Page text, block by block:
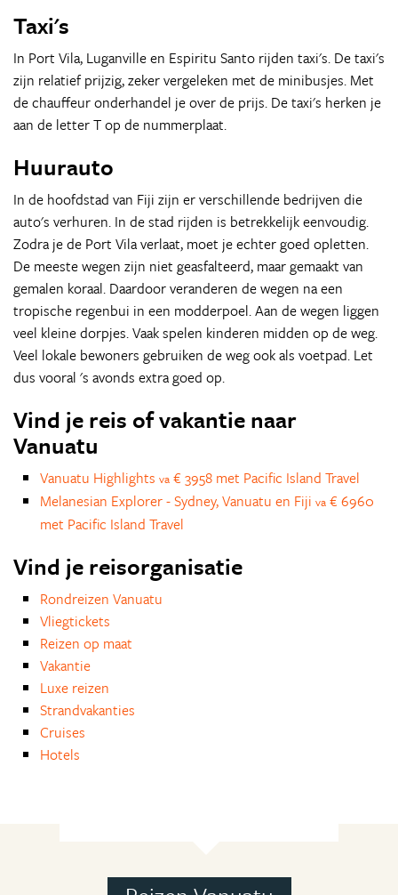
Taxi's
In Port Vila, Luganville en Espiritu Santo rijden taxi's. De taxi's
zijn relatief prijzig, zeker vergeleken met de minibusjes. Met
de chauffeur onderhandel je over de prijs. De taxi's herken je
aan de letter T op de nummerplaat.
Huurauto
In de hoofdstad van Fiji zijn er verschillende bedrijven die
auto's verhuren. In de stad rijden is betrekkelijk eenvoudig.
Zodra je de Port Vila verlaat, moet je echter goed opletten.
De meeste wegen zijn niet geasfalteerd, maar gemaakt van
gemalen koraal. Daardoor veranderen de wegen na een
tropische regenbui in een modderpoel. Aan de wegen liggen
veel kleine dorpjes. Vaak spelen kinderen midden op de weg.
Veel lokale bewoners gebruiken de weg ook als voetpad. Let
dus vooral 's avonds extra goed op.
Vind je reis of vakantie naar
Vanuatu
Vanuatu Highlights va € 3958 met Pacific Island Travel
Melanesian Explorer - Sydney, Vanuatu en Fiji va € 6960
met Pacific Island Travel
Vind je reisorganisatie
Rondreizen Vanuatu
Vliegtickets
Reizen op maat
Vakantie
Luxe reizen
Strandvakanties
Cruises
Hotels